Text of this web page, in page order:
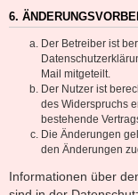
6.
Der Betreiber ist
Mail mitgeteilt.
Der Nutzer ist
des Widerspruchs
bestehende
Die Änderungen
den Änderungen
Informationen über